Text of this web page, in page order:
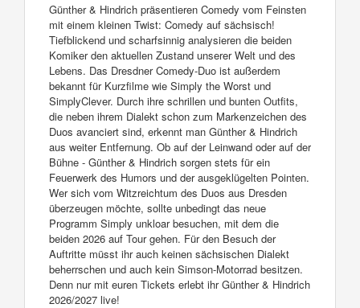
Günther & Hindrich präsentieren Comedy vom Feinsten
mit einem kleinen Twist: Comedy auf sächsisch!
Tiefblickend und scharfsinnig analysieren die beiden
Komiker den aktuellen Zustand unserer Welt und des
Lebens. Das Dresdner Comedy-Duo ist außerdem
bekannt für Kurzfilme wie Simply the Worst und
SimplyClever. Durch ihre schrillen und bunten Outfits,
die neben ihrem Dialekt schon zum Markenzeichen des
Duos avanciert sind, erkennt man Günther & Hindrich
aus weiter Entfernung. Ob auf der Leinwand oder auf der
Bühne - Günther & Hindrich sorgen stets für ein
Feuerwerk des Humors und der ausgeklügelten Pointen.
Wer sich vom Witzreichtum des Duos aus Dresden
überzeugen möchte, sollte unbedingt das neue
Programm Simply unkloar besuchen, mit dem die
beiden 2026 auf Tour gehen. Für den Besuch der
Auftritte müsst ihr auch keinen sächsischen Dialekt
beherrschen und auch kein Simson-Motorrad besitzen.
Denn nur mit euren Tickets erlebt ihr Günther & Hindrich
2026/2027 live!